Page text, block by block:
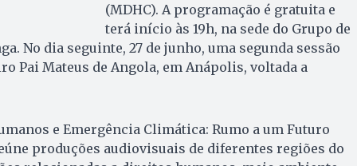
(MDHC). A programação é gratuita e
terá início às 19h, na sede do Grupo de
No dia seguinte, 27 de junho, uma segunda sessão
Pai Mateus de Angola, em Anápolis, voltada a
e Emergência Climática: Rumo a um Futuro
produções audiovisuais de diferentes regiões do